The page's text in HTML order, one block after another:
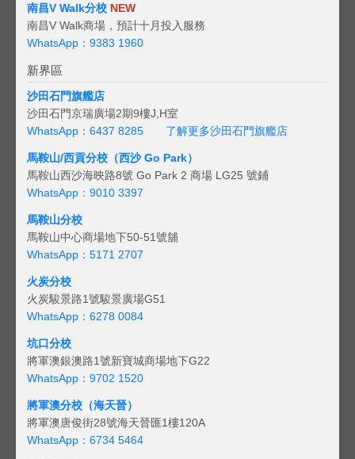
南昌V Walk分校 NEW
南昌V Walk商場，預計十月投入服務
WhatsApp：9383 1960
新界區
沙田石門旗艦店
沙田石門京瑞廣場2期9樓J,H室
WhatsApp：6437 8285
了解更多沙田石門旗艦店
馬鞍山/西貢分校（西沙 Go Park）
馬鞍山西沙海映路8號 Go Park 2 商場 LG25 號鋪
WhatsApp：9010 3397
馬鞍山分校
馬鞍山中心商場地下50-51號舖
WhatsApp：5171 2707
火炭分校
火炭駿景路1號駿景廣場G51
WhatsApp：6278 0084
坑口分校
將軍澳銀澳路1號新寶城商場地下G22
WhatsApp：9702 1520
將軍澳分校（海天晉）
將軍澳唐俊街28號海天晉匯1樓120A
WhatsApp：6734 5464